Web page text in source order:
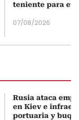
teniente para
07/08/2026
Rusia ataca
en Kiev e
portuaria y